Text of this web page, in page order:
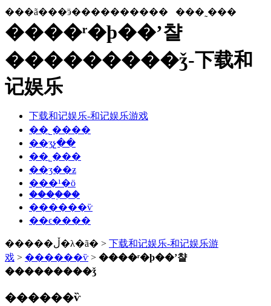
���ã���ӭ���������� ���˷���
����ʳ�þ��ʼ챨
���������ǯ-下载和
记娱乐
下载和记娱乐-和记娱乐游戏
��˾����
��ʒչ��
��˾���
��ʒ��ƶ
���¹�ӧ
����֤��
������ѷ
��ϵ����
�����ڵ�λ�ã� > 下载和记娱乐-和记娱乐游
戏 > ������ѷ> ����ʳ�þ��ʼ챨
���������ǯ
������ѷ